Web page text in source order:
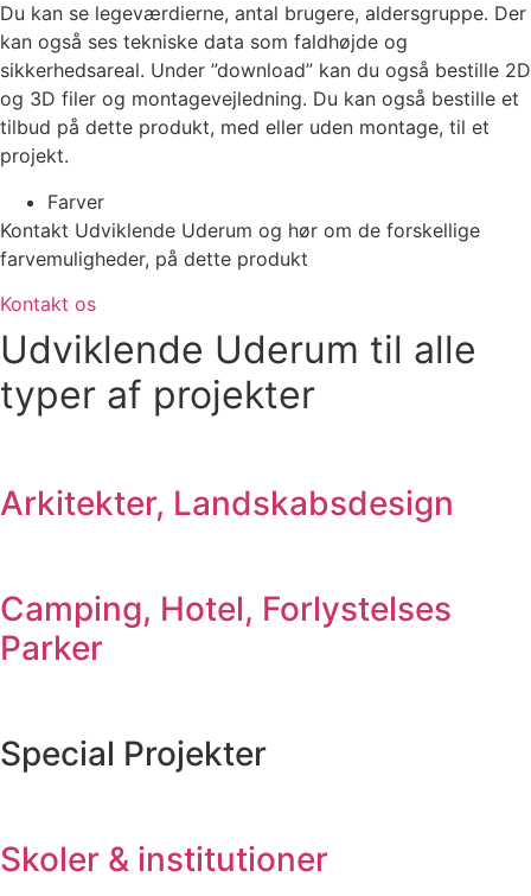
Du kan se legeværdierne, antal brugere, aldersgruppe. Der
kan også ses tekniske data som faldhøjde og
sikkerhedsareal. Under ”download” kan du også bestille 2D
og 3D filer og montagevejledning. Du kan også bestille et
tilbud på dette produkt, med eller uden montage, til et
projekt.
Farver
Kontakt Udviklende Uderum og hør om de forskellige
farvemuligheder, på dette produkt
Kontakt os
Udviklende Uderum til alle
typer af projekter
Arkitekter, Landskabsdesign
Camping, Hotel, Forlystelses
Parker
Special Projekter
Skoler & institutioner